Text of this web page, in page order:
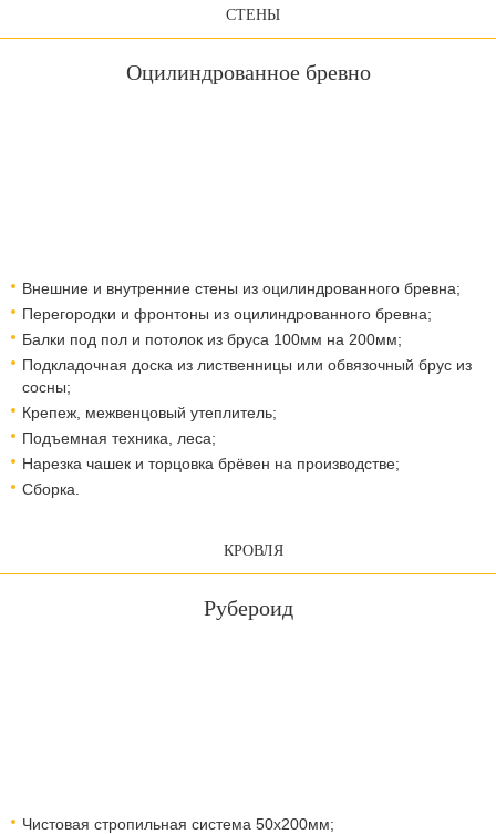
СТЕНЫ
Оцилиндрованное бревно
Внешние и внутренние стены из оцилиндрованного бревна;
Перегородки и фронтоны из оцилиндрованного бревна;
Балки под пол и потолок из бруса 100мм на 200мм;
Подкладочная доска из лиственницы или обвязочный брус из
сосны;
Крепеж, межвенцовый утеплитель;
Подъемная техника, леса;​​​​​​​
Нарезка чашек и торцовка брёвен на производстве;
Сборка.
КРОВЛЯ
Рубероид
Чистовая стропильная система 50х200мм;